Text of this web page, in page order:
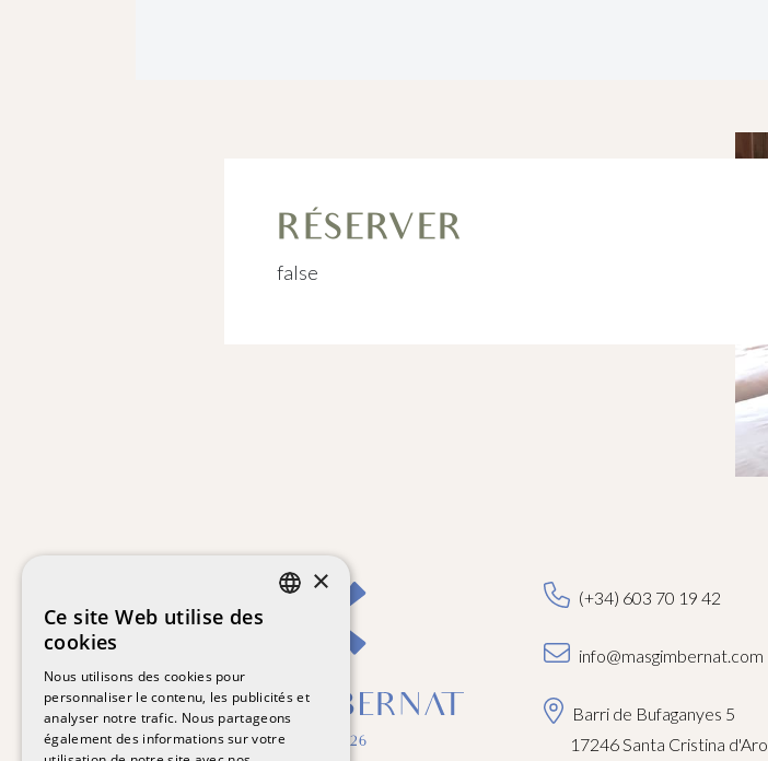
RÉSERVER
false
(+34) 603 70 19 42
info@masgimbernat.com
Barri de Bufaganyes 5
17246 Santa Cristina
FRENCH
ENGLISH
×
Ce site Web utilise des
cookies
Nous utilisons des cookies pour
personnaliser le contenu, les publicités et
analyser notre trafic. Nous partageons
également des informations sur votre